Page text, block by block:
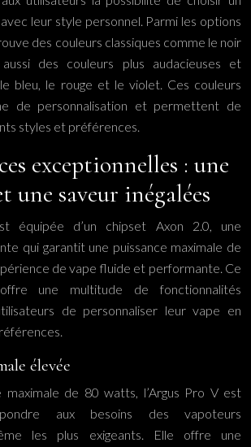
leur style personnel. Parmi les options
des couleurs classiques comme le noir
des couleurs plus audacieuses et
bleu, le rouge et le violet. Ces couleurs
de personnalisation et permettent de
styles et préférences.
exceptionnelles : une
une saveur inégalées
équipée d’un chipset Axon 2.0, une
qui garantit une puissance maximale de
de vape fluide et performante. Ce
une multitude de fonctionnalités
de personnaliser leur vape en
élevée
maximale de 80 watts, l’Argus Pro V est
aux besoins des vapoteurs
les plus exigeants. Elle offre une